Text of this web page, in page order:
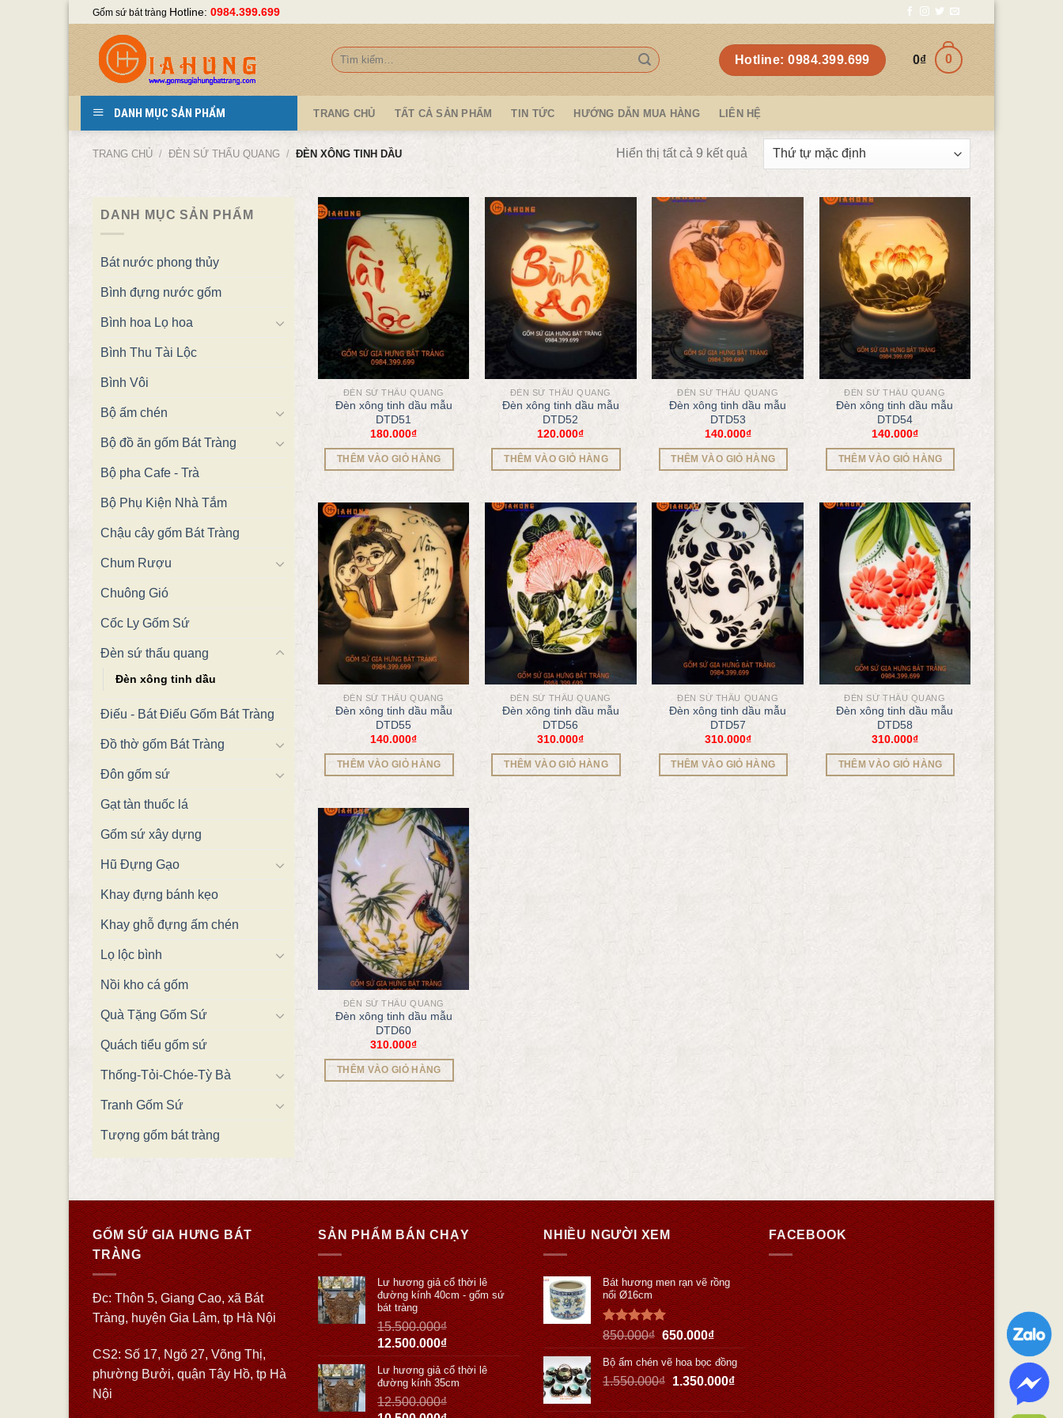
Skip
content
Gốm sứ bát tràng Hotline: 0984.399.699
Tìm
kiếm:
Hotline: 0984.399.699 0₫ 0
DANH MỤC SẢN PHẨM TRANG CHỦ TẤT CẢ SẢN PHẨM TIN TỨC HƯỚNG DẪN MUA HÀNG LIÊN HỆ
TRANG CHỦ / ĐÈN SỨ THẤU QUANG / ĐÈN XÔNG TINH DẦU Hiển thị tất cả 9 kết quả
DANH MỤC SẢN PHẨM
Bát nước phong thủy
Bình đựng nước gốm
Bình hoa Lọ hoa
Bình Thu Tài Lộc
Bình Vôi
Bộ ấm chén
Bộ đồ ăn gốm Bát Tràng
Bộ pha Cafe - Trà
Bộ Phụ Kiện Nhà Tắm
Chậu cây gốm Bát Tràng
Chum Rượu
Chuông Gió
Cốc Ly Gốm Sứ
Đèn sứ thấu quang
Đèn xông tinh dầu
Điếu - Bát Điếu Gốm Bát Tràng
Đồ thờ gốm Bát Tràng
Đôn gốm sứ
Gạt tàn thuốc lá
Gốm sứ xây dựng
Hũ Đựng Gạo
Khay đựng bánh kẹo
Khay ghỗ đựng ấm chén
Lọ lộc bình
Nồi kho cá gốm
Quà Tặng Gốm Sứ
Quách tiểu gốm sứ
Thống-Tỏi-Chóe-Tỳ Bà
Tranh Gốm Sứ
Tượng gốm bát tràng
ĐÈN SỨ THẤU QUANG
Đèn xông tinh dầu mẫu
DTD51
180.000₫
THÊM VÀO GIỎ HÀNG
ĐÈN SỨ THẤU QUANG
Đèn xông tinh dầu mẫu
DTD52
120.000₫
THÊM VÀO GIỎ HÀNG
ĐÈN SỨ THẤU QUANG
Đèn xông tinh dầu mẫu
DTD53
140.000₫
THÊM VÀO GIỎ HÀNG
ĐÈN SỨ THẤU QUANG
Đèn xông tinh dầu mẫu
DTD54
140.000₫
THÊM VÀO GIỎ HÀNG
ĐÈN SỨ THẤU QUANG
Đèn xông tinh dầu mẫu
DTD55
140.000₫
THÊM VÀO GIỎ HÀNG
ĐÈN SỨ THẤU QUANG
Đèn xông tinh dầu mẫu
DTD56
310.000₫
THÊM VÀO GIỎ HÀNG
ĐÈN SỨ THẤU QUANG
Đèn xông tinh dầu mẫu
DTD57
310.000₫
THÊM VÀO GIỎ HÀNG
ĐÈN SỨ THẤU QUANG
Đèn xông tinh dầu mẫu
DTD58
310.000₫
THÊM VÀO GIỎ HÀNG
ĐÈN SỨ THẤU QUANG
Đèn xông tinh dầu mẫu
DTD60
310.000₫
THÊM VÀO GIỎ HÀNG
GỐM SỨ GIA HƯNG BÁT
TRÀNG
Đc: Thôn 5, Giang Cao, xã Bát
Tràng, huyện Gia Lâm, tp Hà Nội
CS2: Số 17, Ngõ 27, Võng Thị,
phường Bưởi, quận Tây Hồ, tp Hà
Nội
SẢN PHẨM BÁN CHẠY
Lư hương giả cổ thời lê
đường kính 40cm - gốm sứ
bát tràng
15.500.000₫
12.500.000₫
Lư hương giả cổ thời lê
đường kính 35cm
12.500.000₫
NHIỀU NGƯỜI XEM
Bát hương men rạn vẽ rồng
nổi Ø16cm
Được xếp
hạng5.00
5 sao
850.000₫ 650.000₫
Bộ ấm chén vẽ hoa bọc đồng
1.550.000₫ 1.350.000₫
FACEBOOK